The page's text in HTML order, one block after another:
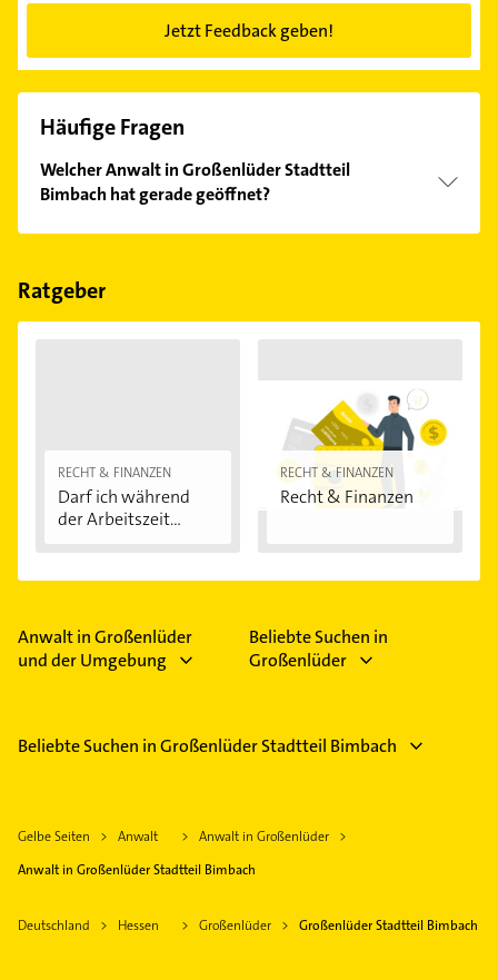
Jetzt Feedback geben!
Häufige Fragen
Welcher Anwalt in Großenlüder Stadtteil
Bimbach hat gerade geöffnet?
Im Anbieter-Bereich finden Sie alleÖffnungszeiten.
Feiertagen abweichen können.
Ratgeber
RECHT & FINANZEN
Darf ich während
der Arbeitszeit...
RECHT & FINANZEN
Recht & Finanzen
Anwalt in Großenlüder
und der Umgebung
Beliebte Suchen in
Großenlüder
Beliebte Suchen in Großenlüder Stadtteil Bimbach
Gelbe Seiten Anwalt
Anwalt in Großenlüder
Anwalt in Großenlüder Stadtteil Bimbach
Deutschland Hessen Großenlüder Großenlüder Stadtteil Bimbach